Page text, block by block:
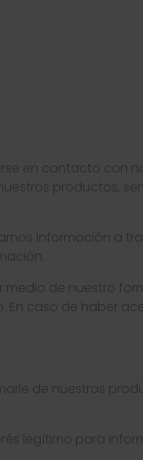
en contacto con
productos,
información a
medio de nuestro
caso de haber
de nuestros
legítimo para